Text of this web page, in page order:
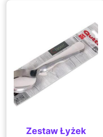
Zestaw Łyżek